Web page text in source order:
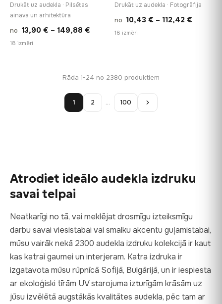
Drukāt uz audekla · Pilsētas
ainava un arhitektūra
no 13,90 € – 149,88 €
149,88 €
18 izmēri
Drukāt uz audekla · Fotogrāfija
no 10,43 € – 112,42 €
18 izmēri
Rāda 1-24 no 2380 produktiem
1 2 … 100
Atrodiet ideālo audekla izdruku
savai telpai
Neatkarīgi no tā, vai meklējat drosmīgu izteiksmīgu
darbu savai viesistabai vai smalku akcentu guļamistabai,
mūsu vairāk nekā 2300 audekla izdruku kolekcijā ir kaut
kas katrai gaumei un interjeram. Katra izdruka ir
izgatavota mūsu rūpnīcā Sofijā, Bulgārijā, un ir iespiesta
ar ekoloģiski tīrām UV starojuma izturīgām krāsām uz
jūsu izvēlētā augstākās kvalitātes audekla, pēc tam ar